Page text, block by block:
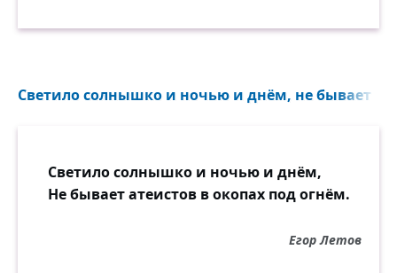
Светило солнышко и ночью и днём, не бывает
Светило солнышко и ночью и днём,
Не бывает атеистов в окопах под огнём.
Егор Летов